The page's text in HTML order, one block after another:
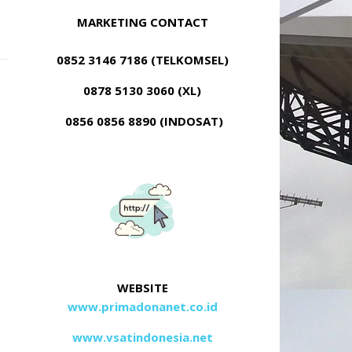
MARKETING CONTACT
0852 3146 7186 (TELKOMSEL)
0878 5130 3060 (XL)
0856 0856 8890 (INDOSAT)
WEBSITE
www.primadonanet.co.id
www.vsatindonesia.net